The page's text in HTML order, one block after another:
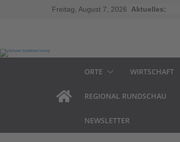
Freitag, August 7, 2026 Aktuelles:
ORTE WIRTSCHAFT
REGIONAL RUNDSCHAU
NEWSLETTER